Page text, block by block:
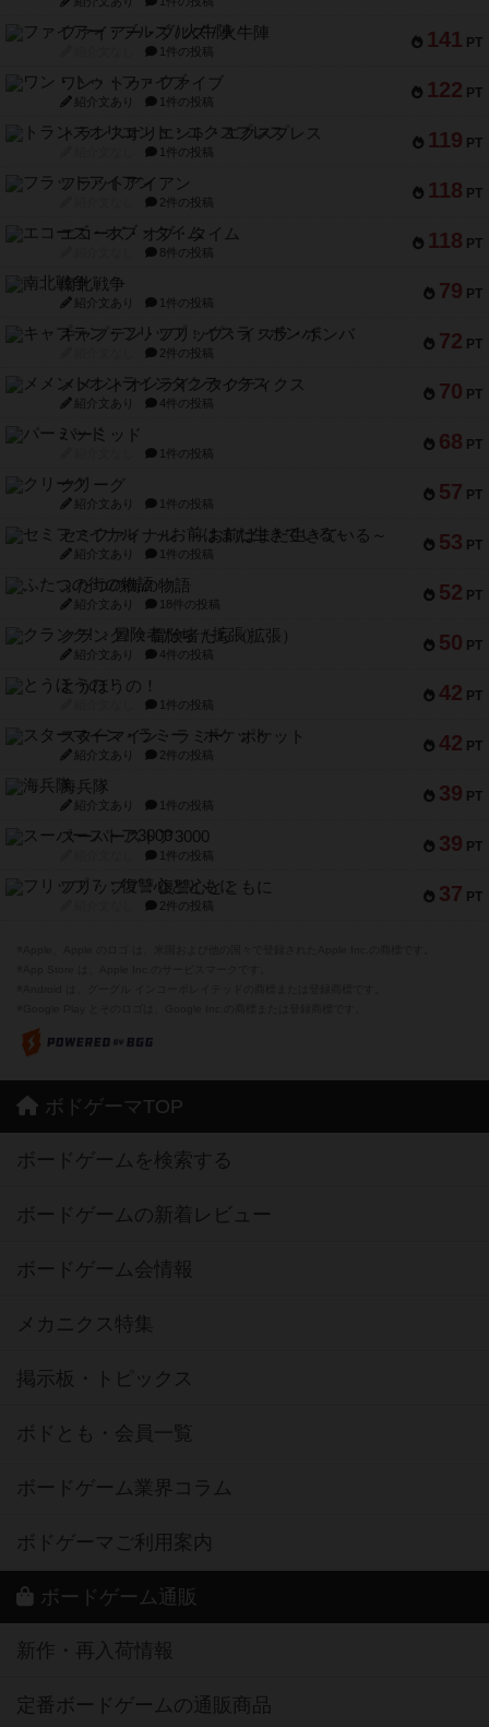
141 PT
ファイアー・ブルズ / 火牛陣
1件の投稿
122 PT
ワン・トゥ・ファイブ
紹介文あり 1件の投稿
119 PT
トランスオリエント・エクスプレス
1件の投稿
118 PT
フラットアイアン
2件の投稿
118 PT
エコーズ・オブ・タイム
8件の投稿
79 PT
南北戦争
紹介文あり 1件の投稿
72 PT
キャプテン・フリップ：イスラ・ボンバ
2件の投稿
70 PT
メメントオンラインタクティクス
紹介文あり 4件の投稿
68 PT
パーミッド
1件の投稿
57 PT
クリーグ
紹介文あり 1件の投稿
53 PT
セミファイナル ～お前はまだ生きている～
紹介文あり 1件の投稿
52 PT
ふたつの街の物語
紹介文あり 18件の投稿
50 PT
クランク! ：冒険者たち（拡張）
紹介文あり 4件の投稿
42 PT
とうほうの！
1件の投稿
42 PT
スターマイン・ラミー ポケット
紹介文あり 2件の投稿
39 PT
海兵隊
紹介文あり 1件の投稿
39 PT
スーパーストア3000
1件の投稿
37 PT
フリップ７：復讐心とともに
2件の投稿
ボドゲーマTOP
ボードゲームを検索する
ボードゲームの新着レビュー
ボードゲーム会情報
メカニクス特集
掲示板・トピックス
ボドとも・会員一覧
ボードゲーム業界コラム
ボドゲーマご利用案内
ボードゲーム通販
新作・再入荷情報
定番ボードゲームの通販商品